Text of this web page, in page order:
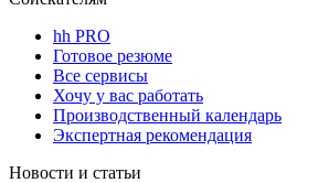
hh PRO
Готовое резюме
Все сервисы
Хочу у вас работать
Производственный календарь
Экспертная рекомендация
Новости и статьи